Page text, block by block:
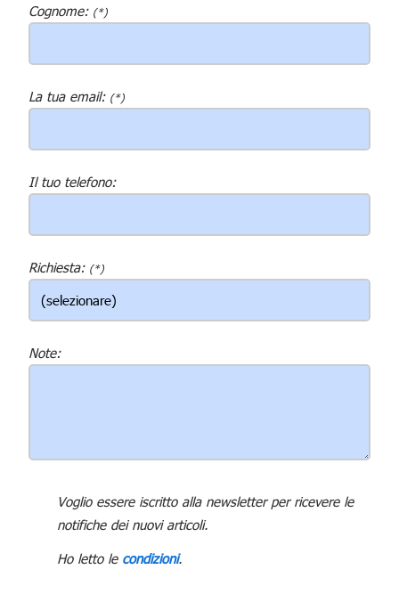
Cognome: (*)
La tua email: (*)
Il tuo telefono:
Richiesta: (*)
Note:
Voglio essere iscritto alla newsletter per ricevere le
notifiche dei nuovi articoli.
Ho letto le condizioni.